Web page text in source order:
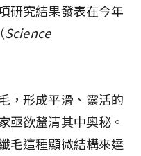
研究結果發表在今年
Science
，形成平滑、靈活的
亟欲釐清其中奧秘。
毛這種顯微結構來達